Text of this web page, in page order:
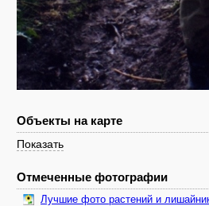
Объекты на карте
Показать
Отмеченные фотографии
Лучшие фото растений и